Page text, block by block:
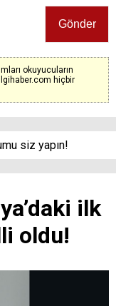
okuyucuların
hiçbir
siz yapın!
ilk
oldu!